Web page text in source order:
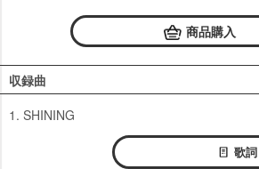
商品購入
収録曲
1. SHINING
歌詞